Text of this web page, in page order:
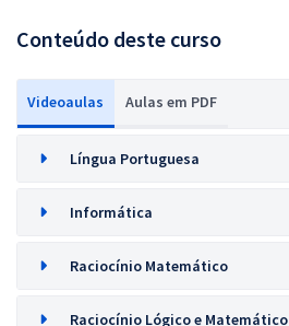
Conteúdo deste curso
Videoaulas Aulas em PDF
Língua Portuguesa
Informática
Raciocínio Matemático
Raciocínio Lógico e Matemático